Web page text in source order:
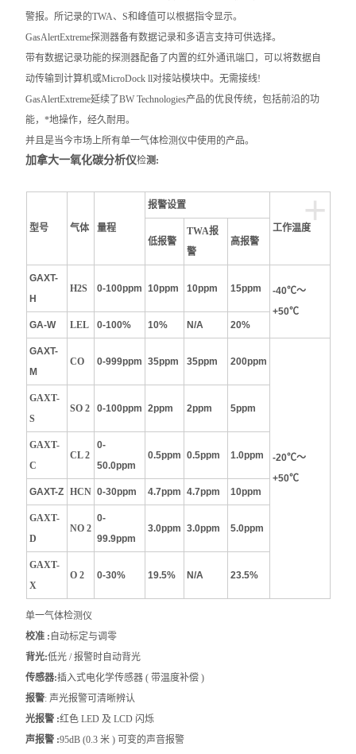
警报。所记录的TWA、S和峰值可以根据指令显示。
GasAlertExtreme探测器备有数据记录和多语言支持可供选择。
带有数据记录功能的探测器配备了内置的红外通讯端口，可以将数据自
动传输到计算机或MicroDock ll对接站模块中。无需接线!
GasAlertExtreme延续了BW Technologies产品的优良传统，包括前沿的功
能，*地操作，经久耐用。
并且是当今市场上所有单一气体检测仪中使用的产品。
加拿大一氧化碳分析仪检测:
+
型号 气体 量程
报警设置
工作温度
低报警
TWA报
警
高报警
GAXT-
H
H2S 0-100ppm 10ppm 10ppm 15ppm
-40℃～
+50℃
GA-W
LEL 0-100% 10% N/A 20%
GAXT-
M
CO 0-999ppm 35ppm 35ppm 200ppm
-20℃～
+50℃
GAXT-
S
SO 2 0-100ppm 2ppm 2ppm 5ppm
GAXT-
C
CL 2
0-
50.0ppm
0.5ppm 0.5ppm 1.0ppm
GAXT-Z HCN 0-30ppm 4.7ppm 4.7ppm 10ppm
GAXT-
D
NO 2
0-
99.9ppm
3.0ppm 3.0ppm 5.0ppm
GAXT-
X
O 2 0-30% 19.5% N/A 23.5%
单一气体检测仪
校准 : 自动标定与调零
背光:低光 / 报警时自动背光
传感器:插入式电化学传感器 ( 带温度补偿 )
报警: 声光报警可清晰辨认
光报警 :红色 LED 及 LCD 闪烁
声报警 :95dB (0.3 米 ) 可变的声音报警